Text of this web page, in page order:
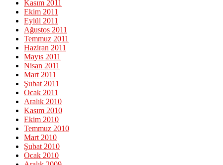
Kasım 2011
Ekim 2011
Eylül 2011
Ağustos 2011
Temmuz 2011
Haziran 2011
Mayıs 2011
Nisan 2011
Mart 2011
Şubat 2011
Ocak 2011
Aralık 2010
Kasım 2010
Ekim 2010
Temmuz 2010
Mart 2010
Şubat 2010
Ocak 2010